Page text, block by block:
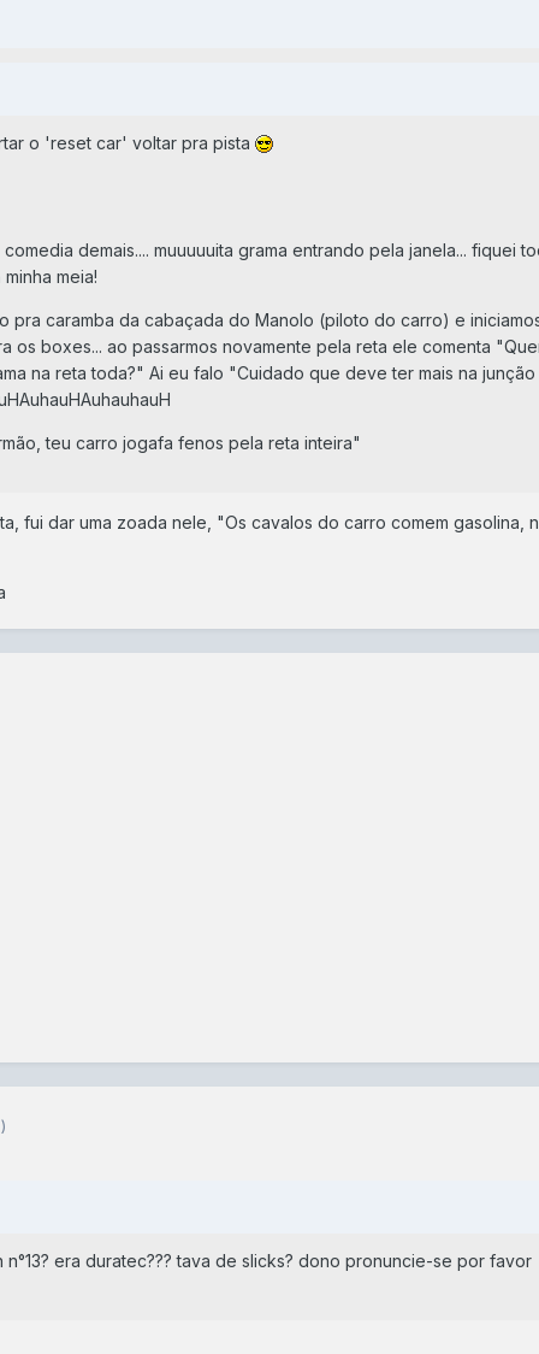
o 'reset car' voltar pra pista
demais.... muuuuuita grama entrando pela janela... fiquei
meia!
pra caramba da cabaçada do Manolo (piloto do carro) e
os boxes... ao passarmos novamente pela reta ele comenta
na reta toda?" Ai eu falo "Cuidado que deve ter mais na junção
teu carro jogafa fenos pela reta inteira"
fui dar uma zoada nele, "Os cavalos do carro comem gasolina,
era duratec??? tava de slicks? dono pronuncie-se por favor